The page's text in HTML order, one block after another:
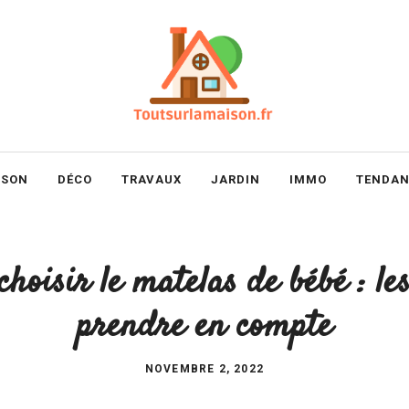
DÉCO TRAVAUX JARDIN IMMO
le matelas de bébé :
prendre en compte
NOVEMBRE 2, 2022